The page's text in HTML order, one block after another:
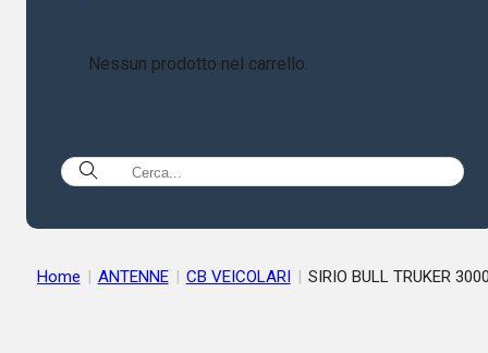
Nessun prodotto nel carrello.
Home | ANTENNE | CB VEICOLARI | SIRIO BULL TRUKER